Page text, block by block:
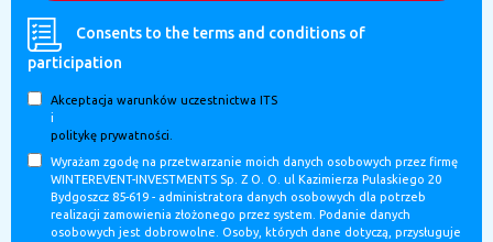
Consents to the terms and conditions of
participation
Akceptacja warunków uczestnictwa ITS
i
politykę prywatności.
Wyrażam zgodę na przetwarzanie moich danych osobowych przez firmę
WINTEREVENT-INVESTMENTS Sp. Z O. O. ul Kazimierza Pulaskiego 20
Bydgoszcz 85-619 - administratora danych osobowych dla potrzeb
realizacji zamowienia złożonego przez system. Podanie danych
osobowych jest dobrowolne. Osoby, których dane dotyczą, przysługuje